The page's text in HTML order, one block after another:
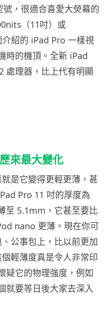
，很適合喜愛大熒幕的
（11吋）或
紹的 iPad Pro 一樣視
時的機頂。全新 iPad
理器，比上代有明顯
來最大變化
是它變得更輕更薄，甚
Pro 11 吋的厚度為
至 5.1mm，它甚至要比
nano 更薄。現在你可
公事包上，比以前更加
輕薄度真是令人非常印
疑它的物理強度，例如
就要等日後大家去深入